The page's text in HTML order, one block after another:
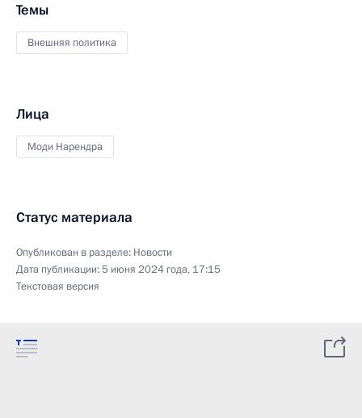
Темы
Внешняя политика
Лица
Моди Нарендра
Статус материала
Опубликован в разделе: Новости
Дата публикации:5 июня 2024 года, 17:15
Текстовая версия